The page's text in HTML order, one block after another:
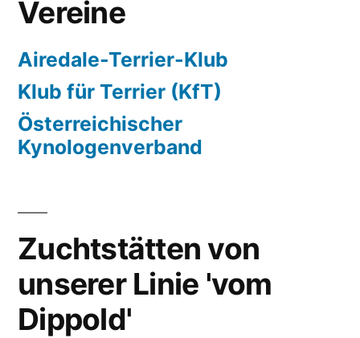
Vereine
Airedale-Terrier-Klub
Klub für Terrier (KfT)
Österreichischer
Kynologenverband
Zuchtstätten von
unserer Linie 'vom
Dippold'